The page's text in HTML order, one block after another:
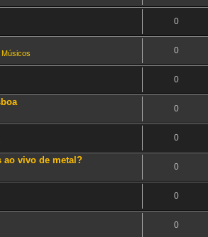
0
0
0
0
0
ao vivo de metal?
0
0
0